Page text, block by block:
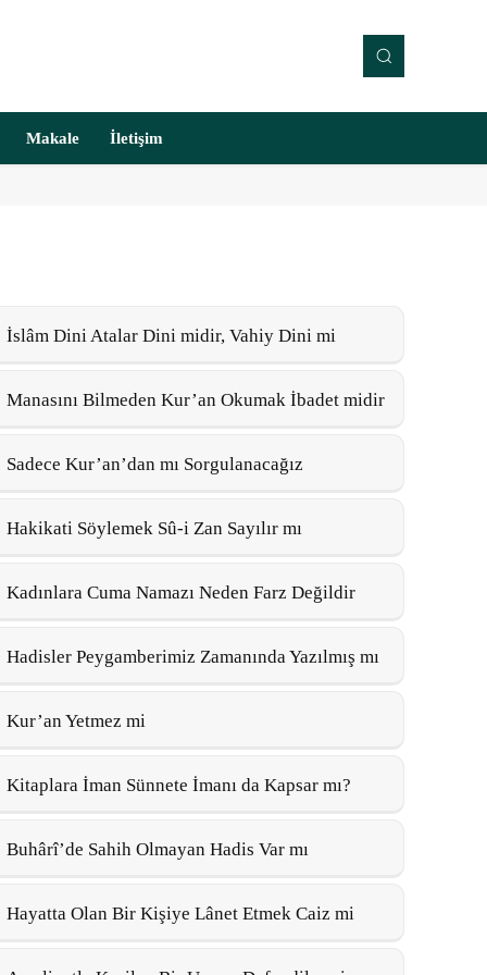
Makale İletişim
İslâm Dini Atalar Dini midir, Vahiy Dini mi
Manasını Bilmeden Kur’an Okumak İbadet midir
Sadece Kur’an’dan mı Sorgulanacağız
Hakikati Söylemek Sû-i Zan Sayılır mı
Kadınlara Cuma Namazı Neden Farz Değildir
Hadisler Peygamberimiz Zamanında Yazılmış mı
Kur’an Yetmez mi
Kitaplara İman Sünnete İmanı da Kapsar mı?
Buhârî’de Sahih Olmayan Hadis Var mı
Hayatta Olan Bir Kişiye Lânet Etmek Caiz mi